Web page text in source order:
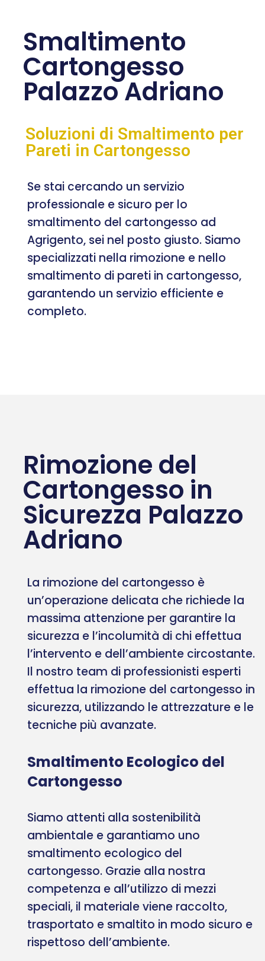
Smaltimento
Cartongesso
Palazzo Adriano
Soluzioni di Smaltimento per
Pareti in Cartongesso
Se stai cercando un servizio
professionale e sicuro per lo
smaltimento del cartongesso ad
Agrigento, sei nel posto giusto. Siamo
specializzati nella rimozione e nello
smaltimento di pareti in cartongesso,
garantendo un servizio efficiente e
completo.
Rimozione del
Cartongesso in
Sicurezza Palazzo
Adriano
La rimozione del cartongesso è
un’operazione delicata che richiede la
massima attenzione per garantire la
sicurezza e l’incolumità di chi effettua
l’intervento e dell’ambiente circostante.
Il nostro team di professionisti esperti
effettua la rimozione del cartongesso in
sicurezza, utilizzando le attrezzature e le
tecniche più avanzate.
Smaltimento Ecologico del
Cartongesso
Siamo attenti alla sostenibilità
ambientale e garantiamo uno
smaltimento ecologico del
cartongesso. Grazie alla nostra
competenza e all’utilizzo di mezzi
speciali, il materiale viene raccolto,
trasportato e smaltito in modo sicuro e
rispettoso dell’ambiente.